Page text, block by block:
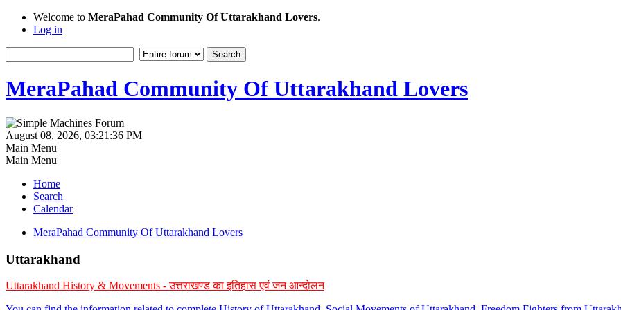
Welcome to MeraPahad Community Of Uttarakhand Lovers.
Log in
MeraPahad Community Of Uttarakhand Lovers
August 08, 2026, 03:21:36 PM
Main Menu
Main Menu
Home
Search
Calendar
MeraPahad Community Of Uttarakhand Lovers
Uttarakhand
Uttarakhand History & Movements - उत्तराखण्ड का इतिहास एवं जन आन्दोलन